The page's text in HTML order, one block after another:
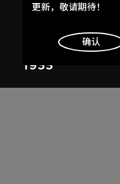
呂西安．埃爾韋
勒．柯比意於
1955
了解更多
明白
更新，敬请期待！
确认